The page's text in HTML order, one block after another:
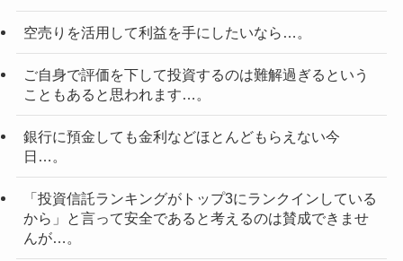
空売りを活用して利益を手にしたいなら…。
ご自身で評価を下して投資するのは難解過ぎるという
こともあると思われます…。
銀行に預金しても金利などほとんどもらえない今
日…。
「投資信託ランキングがトップ3にランクインしている
から」と言って安全であると考えるのは賛成できませ
んが…。